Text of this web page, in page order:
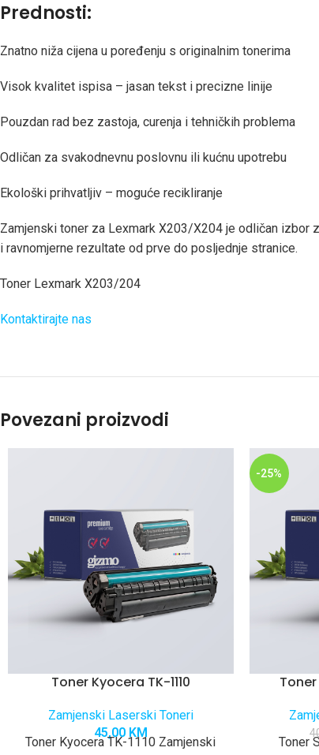
Prednosti:
Znatno niža cijena u poređenju s originalnim tonerima
Visok kvalitet ispisa – jasan tekst i precizne linije
Pouzdan rad bez zastoja, curenja i tehničkih problema
Odličan za svakodnevnu poslovnu ili kućnu upotrebu
Ekološki prihvatljiv – moguće recikliranje
Zamjenski toner za Lexmark X203/X204 je odličan izbor
i ravnomjerne rezultate od prve do posljednje stranice.
Toner Lexmark X203/204
Kontaktirajte nas
Povezani proizvodi
Toner Kyocera TK-1110
Zamjenski Laserski Toneri
45,00 KM
Toner Kyocera TK-1110 Zamjenski
-25%
Toner
Toner